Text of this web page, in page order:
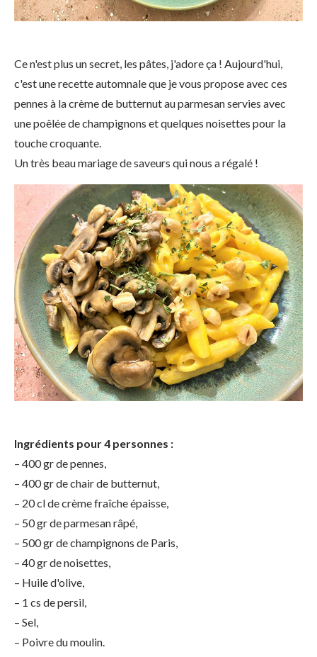
Ce n'est plus un secret, les pâtes, j'adore ça ! Aujourd'hui,
c'est une recette automnale que je vous propose avec ces
pennes à la crème de butternut au parmesan servies avec
une poêlée de champignons et quelques noisettes pour la
touche croquante.
Un très beau mariage de saveurs qui nous a régalé !
Ingrédients pour 4 personnes :
– 400 gr de pennes,
– 400 gr de chair de butternut,
– 20 cl de crème fraîche épaisse,
– 50 gr de parmesan râpé,
– 500 gr de champignons de Paris,
– 40 gr de noisettes,
– Huile d'olive,
– 1 cs de persil,
– Sel,
– Poivre du moulin.